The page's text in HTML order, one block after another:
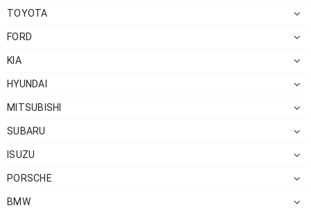
TOYOTA
FORD
KIA
HYUNDAI
MITSUBISHI
SUBARU
ISUZU
PORSCHE
BMW